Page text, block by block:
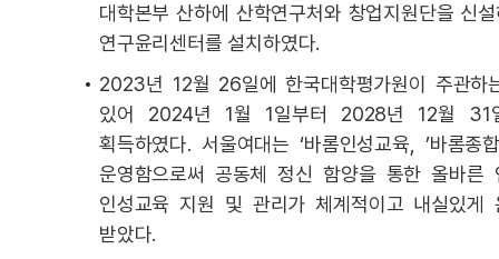
대학본부 산하에 산학연구처와 창업지원단을 신
연구윤리센터를 설치하였다.
2023년 12월 26일에 한국대학평가원이 주관하
있어 2024년 1월 1일부터 2028년 12월 31
획득하였다. 서울여대는 ‘바롬인성교육, ’바롬종
운영함으로써 공동체 정신 함양을 통한 올바른
인성교육 지원 및 관리가 체계적이고 내실있게
받았다.